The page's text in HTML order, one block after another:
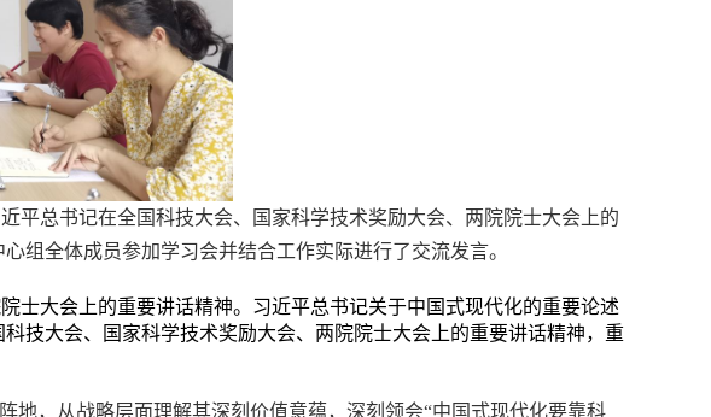
平总书记在全国科技大会、国家科学技术奖励大会、两院院士大会上的
心组全体成员参加学习会并结合工作实际进行了交流发言。
士大会上的重要讲话精神。习近平总书记关于中国式现代化的重要论述
技大会、国家科学技术奖励大会、两院院士大会上的重要讲话精神，重
地，从战略层面理解其深刻价值意蕴，深刻领会“中国式现代化要靠科